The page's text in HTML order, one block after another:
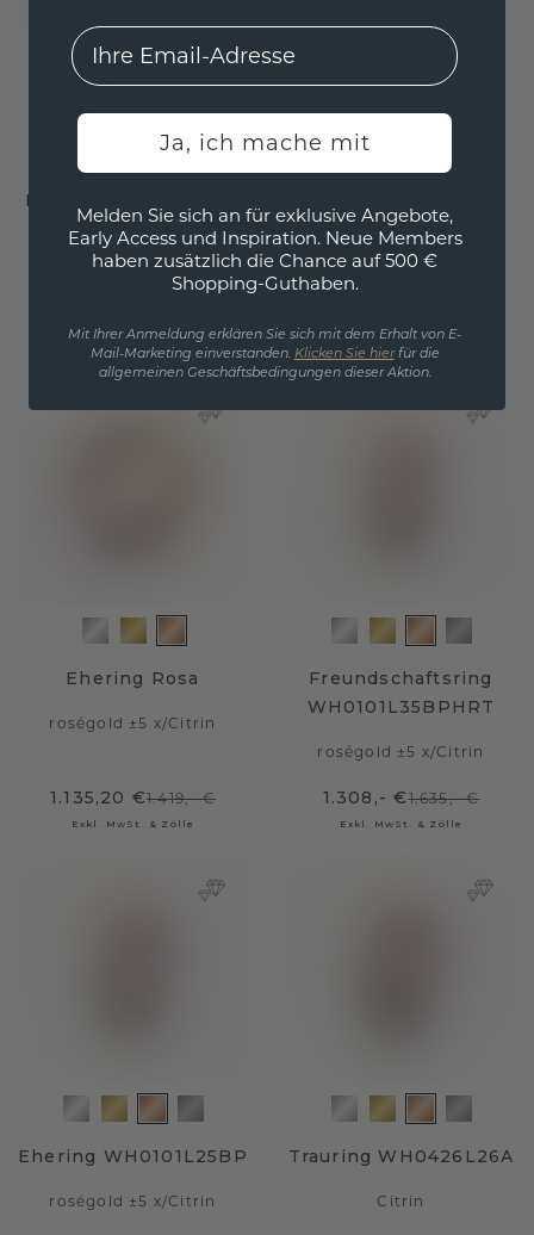
Ehering WH0162L25A
Citrin
Exkl. MwSt. & Zölle
WH0101L15BPHRT
roségold ±5 x
Exkl. MwSt. & Zölle
Ehering Rosa
roségold ±5 x/Citrin
1.135,20 €1.419,- €
Exkl. MwSt. & Zölle
Freundschaftsring
WH0101L35BPHRT
roségold ±5 x/Citrin
1.308,- €1.635,- €
Exkl. MwSt. & Zölle
Ehering WH0101L25BP
roségold ±5 x/Citrin
Trauring WH0426L26A
Citrin
EMail
Ja, ich mache mit
Melden Sie sich an für exklusive Angebote,
Early Access und Inspiration. Neue Members
haben zusätzlich die Chance auf 500 €
Shopping-Guthaben.
Mit Ihrer Anmeldung erklären Sie sich mit dem Erhalt von E-
Mail-Marketing einverstanden. Klicken Sie hierfür die
allgemeinen Geschäftsbedingungen dieser Aktion.